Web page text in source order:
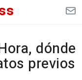
dónde
previos